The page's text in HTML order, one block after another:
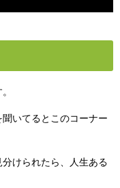
いてるとこのコーナー
けられたら、人生ある